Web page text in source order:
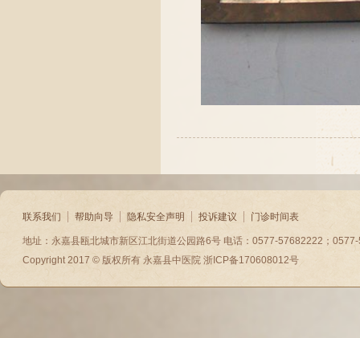
联系我们 帮助向导 隐私安全声明 投诉建议 门诊时间表
地址：永嘉县瓯北城市新区江北街道公园路6号 电话：0577-57682222；
Copyright 2017 © 版权所有 永嘉县中医院 浙ICP备170608012号